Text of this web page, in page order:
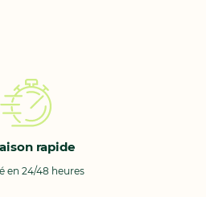
rapide
en 24/48 heures